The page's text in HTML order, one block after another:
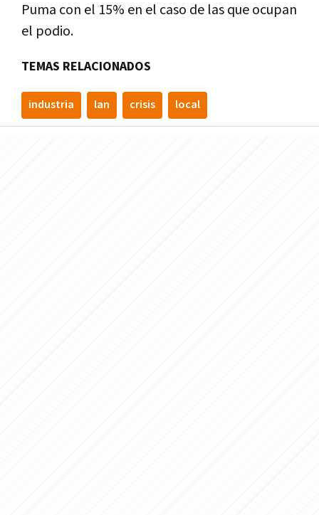
Puma con el 15% en el caso de las que ocupan
el podio.
TEMAS RELACIONADOS
industria lan crisis local